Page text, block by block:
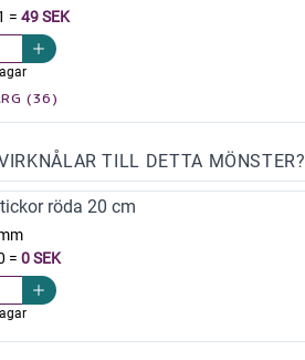
= 49 SEK
(36)
TILL DETTA MÖNSTER?
röda 20 cm
= 0 SEK